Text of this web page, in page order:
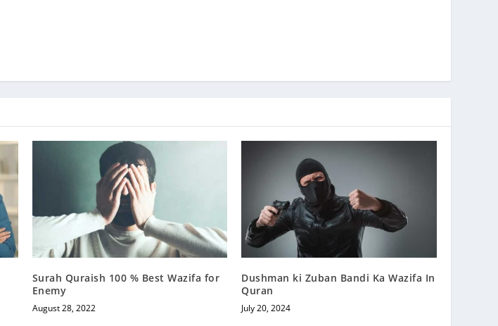
Surah Quraish 100 % Best Wazifa for
Enemy
August 28, 2022
Dushman ki Zuban Bandi Ka Wazifa In
Quran
July 20, 2024